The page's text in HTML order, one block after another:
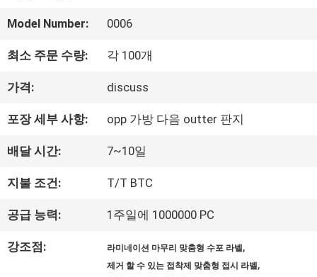
여
공
장
여
행
품
질
Model Number: 0006
최소 주문 수량: 각 100개
가격: discuss
포장 세부 사항: opp 가방 다음 outter 판지
배달 시간: 7~10일
지불 조건: T/T BTC
공급 능력: 1주일에 1000000 PC
강조점: 라미네이션 마무리 맞춤형 수포 라벨,
제거 할 수 있는 접착제 맞춤형 접시 라벨,